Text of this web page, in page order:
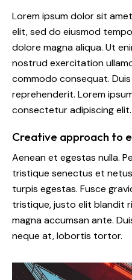
Lorem ipsum dolor sit
elit, sed do eiusmod
dolore magna aliqua. Ut
nostrud exercitation
commodo consequat.
reprehenderit. Lorem
consectetur adipiscing elit.
Creative approach to
Aenean et egestas nulla.
tristique senectus et
turpis egestas. Fusce
tristique, justo elit blandit
magna accumsan ante.
neque at, lobortis tortor.